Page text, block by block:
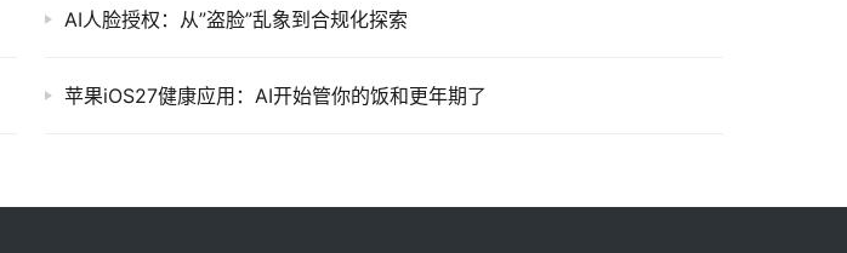
AI人脸授权：从”盗脸”乱象到合规化探索
苹果iOS27健康应用：AI开始管你的饭和更年期了